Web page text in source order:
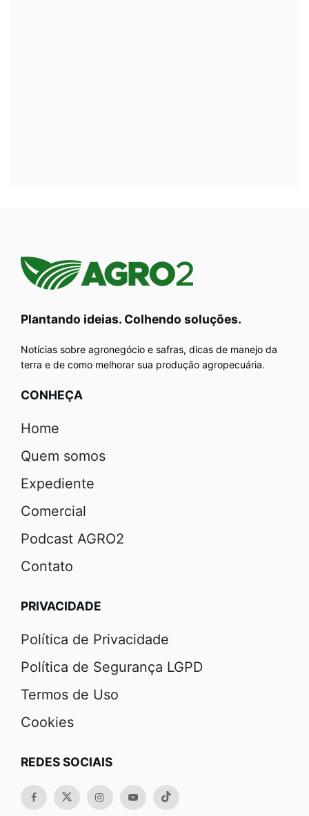
Plantando ideias. Colhendo soluções.
Notícias sobre agronegócio e safras, dicas de manejo da
terra e de como melhorar sua produção agropecuária.
CONHEÇA
Home
Quem somos
Expediente
Comercial
Podcast AGRO2
Contato
PRIVACIDADE
Política de Privacidade
Política de Segurança LGPD
Termos de Uso
Cookies
REDES SOCIAIS